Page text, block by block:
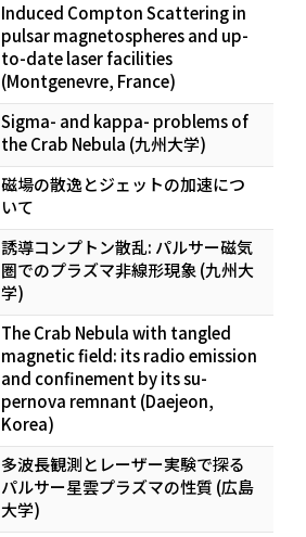
Induced Compton Scattering in
pulsar magnetospheres and up-
to-date laser facilities
(Montgenevre, France)
Sigma- and kappa- problems of
the Crab Nebula (九州大学)
磁場の散逸とジェットの加速につ
いて
誘導コンプトン散乱: パルサー磁気
圏でのプラズマ非線形現象 (九州大
学)
The Crab Nebula with tangled
magnetic field: its radio emission
and confinement by its su-
pernova remnant (Daejeon,
Korea)
多波長観測とレーザー実験で探る
パルサー星雲プラズマの性質 (広島
大学)